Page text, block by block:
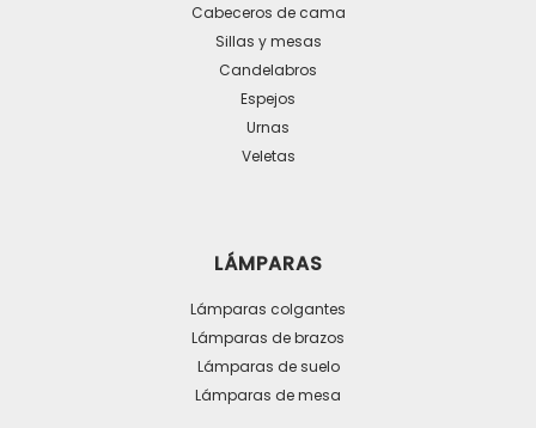
Cabeceros de cama
Sillas y mesas
Candelabros
Espejos
Urnas
Veletas
LÁMPARAS
Lámparas colgantes
Lámparas de brazos
Lámparas de suelo
Lámparas de mesa